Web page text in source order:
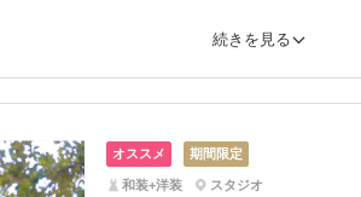
続きを見る
オススメ 期間限定
和装+洋装 スタジオ